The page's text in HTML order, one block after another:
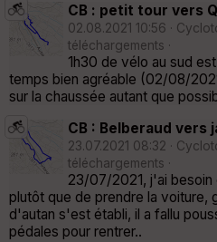
CB : petit tour vers
02.08.2021 10:56 ·
téléchargements ·
1h30 de vélo au sud
temps bien agréable (02/08/
sur la chaussée autant que
CB : Belberaud vers
23.07.2021 08:32 ·
téléchargements ·
23/07/2021, j'ai besoin
plutôt que de prendre la voiture,
d'autan s'est établi, il a fallu
pédales pour rentrer..